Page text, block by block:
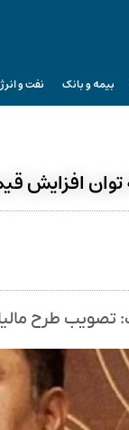
بیمه و بانک نفت و
توان افزایش
طرح